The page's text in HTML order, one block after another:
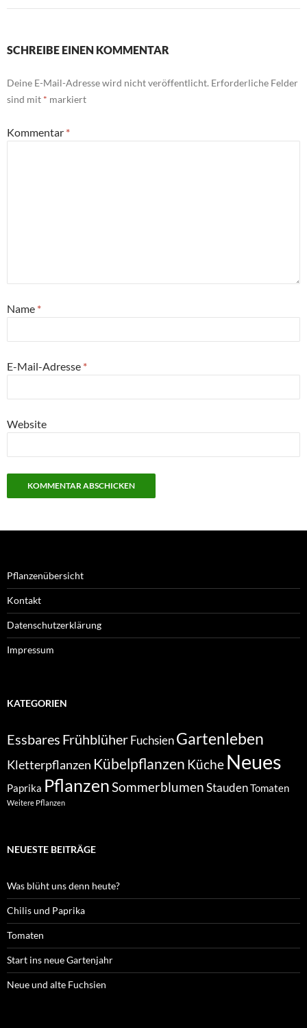
SCHREIBE EINEN KOMMENTAR
Deine E-Mail-Adresse wird nicht veröffentlicht. Erforderliche Felder
sind mit * markiert
Kommentar *
Name *
E-Mail-Adresse *
Website
Pflanzenübersicht
Kontakt
Datenschutzerklärung
Impressum
KATEGORIEN
Essbares FrühblüherFuchsienGartenleben
Kletterpflanzen Kübelpflanzen Küche Neues
Paprika PflanzenSommerblumenStaudenTomaten
Weitere Pflanzen
NEUESTE BEITRÄGE
Was blüht uns denn heute?
Chilis und Paprika
Tomaten
Start ins neue Gartenjahr
Neue und alte Fuchsien